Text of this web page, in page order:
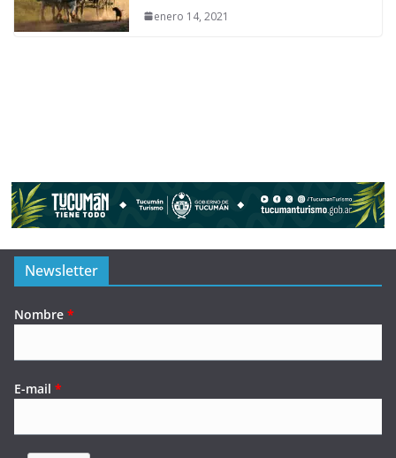
enero 14, 2021
Newsletter
Nombre *
E-mail *